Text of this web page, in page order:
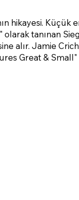
hikayesi. Küçük
tanınan
alır. Jamie
Great & Small"